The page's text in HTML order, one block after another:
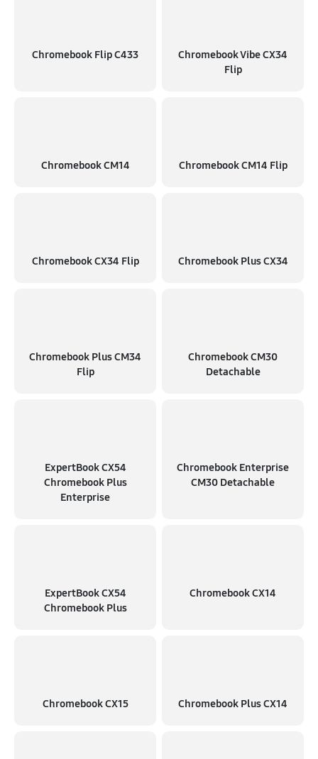
Chromebook Flip C433
Chromebook Vibe CX34
Flip
Chromebook CM14 Chromebook CM14 Flip
Chromebook CX34 Flip Chromebook Plus CX34
Chromebook Plus CM34
Flip
Chromebook CM30
Detachable
ExpertBook CX54
Chromebook Plus
Enterprise
Chromebook Enterprise
CM30 Detachable
ExpertBook CX54
Chromebook Plus
Chromebook CX14
Chromebook CX15 Chromebook Plus CX14